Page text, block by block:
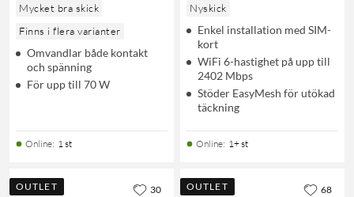
Mycket bra skick
Finns i flera varianter
Omvandlar både kontakt
och spänning
För upp till 70 W
Online: 1 st
Nyskick
Enkel installation med SIM-
kort
WiFi 6-hastighet på upp till
2402 Mbps
Stöder EasyMesh för utökad
täckning
Online: 1+ st
OUTLET 30 OUTLET 68